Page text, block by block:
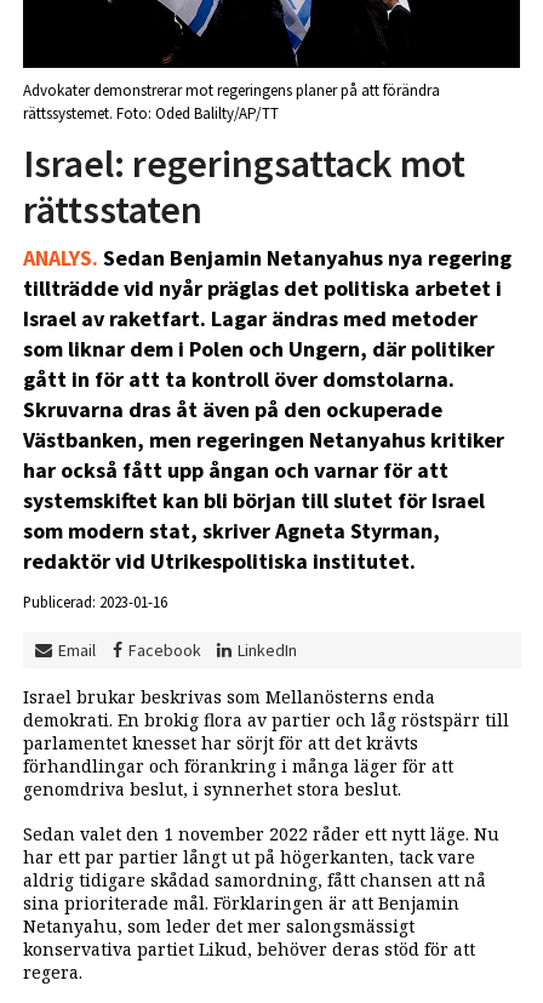
Advokater demonstrerar mot regeringens planer på att förändra
rättssystemet. Foto: Oded Balilty/AP/TT
Israel: regeringsattack mot
rättsstaten
ANALYS. Sedan Benjamin Netanyahus nya regering
tillträdde vid nyår präglas det politiska arbetet i
Israel av raketfart. Lagar ändras med metoder
som liknar dem i Polen och Ungern, där politiker
gått in för att ta kontroll över domstolarna.
Skruvarna dras åt även på den ockuperade
Västbanken, men regeringen Netanyahus kritiker
har också fått upp ångan och varnar för att
systemskiftet kan bli början till slutet för Israel
som modern stat, skriver Agneta Styrman,
redaktör vid Utrikespolitiska institutet.
Publicerad: 2023-01-16
Email Facebook LinkedIn
Israel brukar beskrivas som Mellanösterns enda
demokrati. En brokig flora av partier och låg röstspärr till
parlamentet knesset har sörjt för att det krävts
förhandlingar och förankring i många läger för att
genomdriva beslut, i synnerhet stora beslut.
Sedan valet den 1 november 2022 råder ett nytt läge. Nu
har ett par partier långt ut på högerkanten, tack vare
aldrig tidigare skådad samordning, fått chansen att nå
sina prioriterade mål. Förklaringen är att Benjamin
Netanyahu, som leder det mer salongsmässigt
konservativa partiet Likud, behöver deras stöd för att
regera.